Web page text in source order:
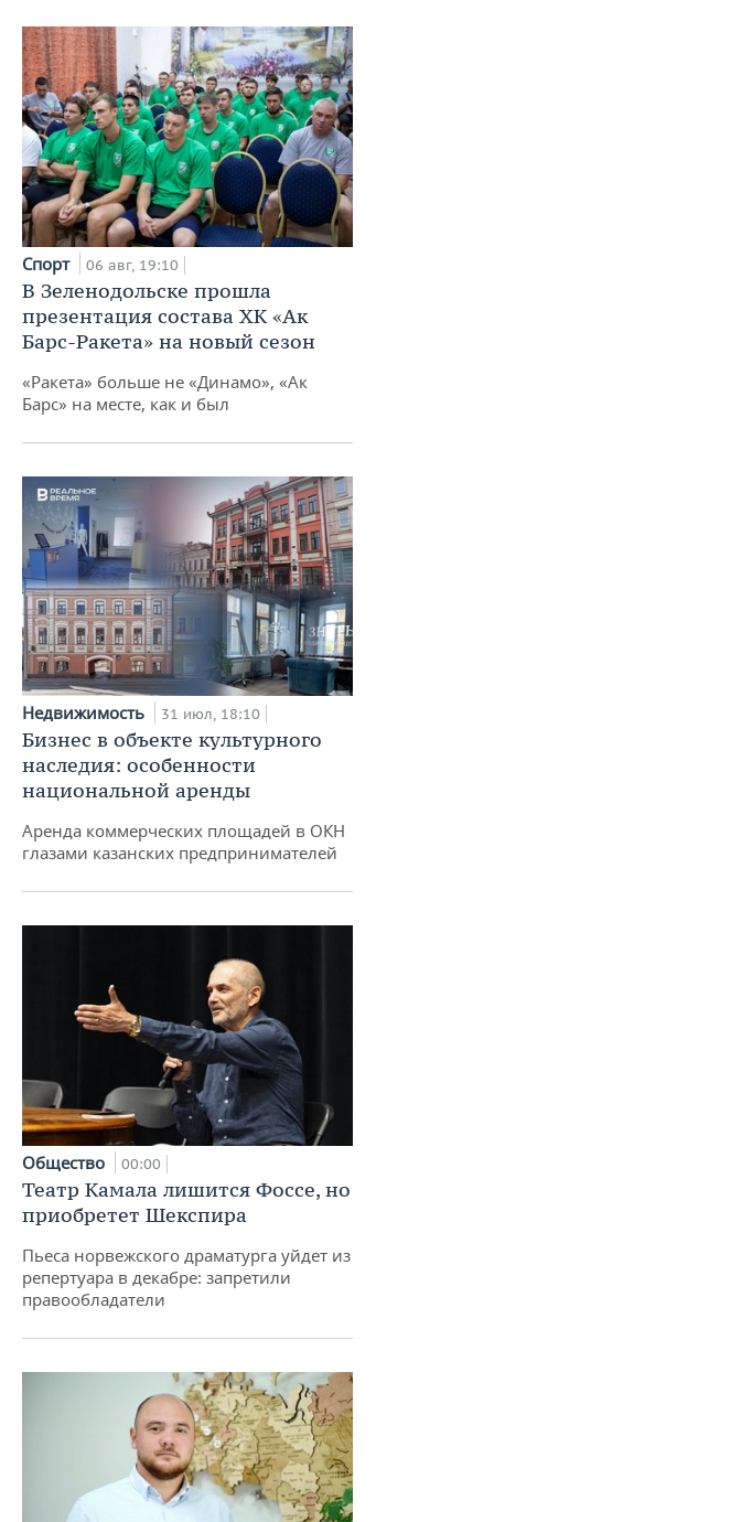
Спорт 06 авг, 19:10
В Зеленодольске прошла
презентация состава ХК «Ак
Барс-Ракета» на новый сезон
«Ракета» больше не «Динамо», «Ак
Барс» на месте, как и был
Недвижимость 31 июл, 18:10
Бизнес в объекте культурного
наследия: особенности
национальной аренды
Аренда коммерческих площадей в ОКН
глазами казанских предпринимателей
Общество 00:00
Театр Камала лишится Фоссе, но
приобретет Шекспира
Пьеса норвежского драматурга уйдет из
репертуара в декабре: запретили
правообладатели